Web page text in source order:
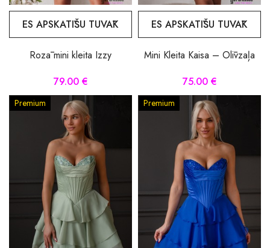
ES APSKATĪŠU TUVĀK
Rozā mini kleita Izzy
79.00 €
ES APSKATĪŠU TUVĀK
Mini Kleita Kaisa – Olīvzaļa
75.00 €
Premium Premium